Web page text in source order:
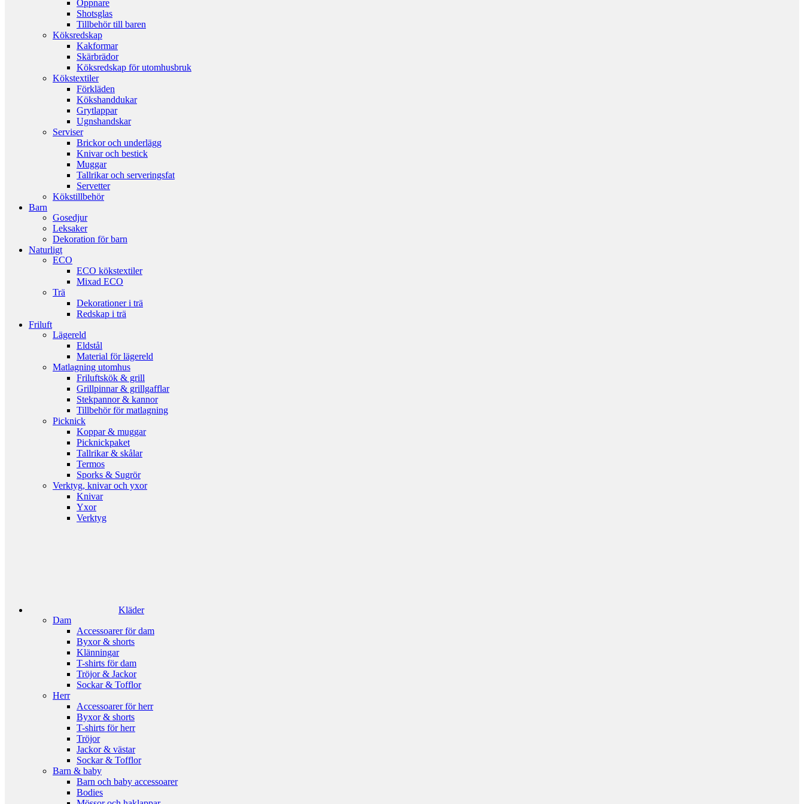
Öppnare
Shotsglas
Tillbehör till baren
Köksredskap
Kakformar
Skärbrädor
Köksredskap för utomhusbruk
Kökstextiler
Förkläden
Kökshanddukar
Grytlappar
Ugnshandskar
Serviser
Brickor och underlägg
Knivar och bestick
Muggar
Tallrikar och serveringsfat
Servetter
Kökstillbehör
Barn
Gosedjur
Leksaker
Dekoration för barn
Naturligt
ECO
ECO kökstextiler
Mixad ECO
Trä
Dekorationer i trä
Redskap i trä
Friluft
Lägereld
Eldstål
Material för lägereld
Matlagning utomhus
Friluftskök & grill
Grillpinnar & grillgafflar
Stekpannor & kannor
Tillbehör för matlagning
Picknick
Koppar & muggar
Picknickpaket
Tallrikar & skålar
Termos
Sporks & Sugrör
Verktyg, knivar och yxor
Knivar
Yxor
Verktyg
Kläder
Dam
Accessoarer för dam
Byxor & shorts
Klänningar
T-shirts för dam
Tröjor & Jackor
Sockar & Tofflor
Herr
Accessoarer för herr
Byxor & shorts
T-shirts för herr
Tröjor
Jackor & västar
Sockar & Tofflor
Barn & baby
Barn och baby accessoarer
Bodies